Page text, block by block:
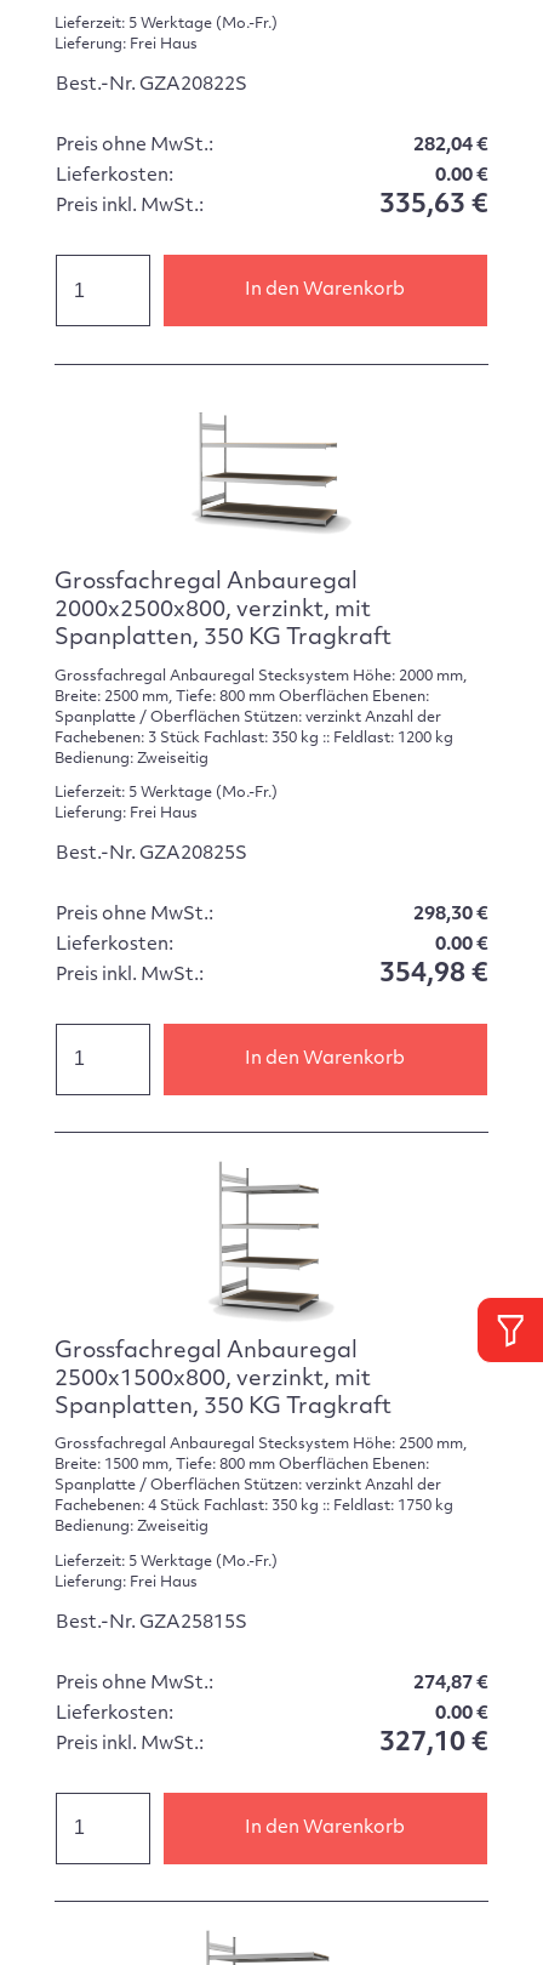
Lieferzeit: 5 Werktage (Mo.-Fr.)
Lieferung: Frei Haus
Best.-Nr. GZA20822S
Preis ohne MwSt.:
282,04 €
Lieferkosten:
0.00 €
Preis inkl. MwSt.:
335,63 €
In den Warenkorb
Grossfachregal Anbauregal
2000x2500x800, verzinkt, mit
Spanplatten, 350 KG Tragkraft
Grossfachregal Anbauregal Stecksystem Höhe: 2000 mm,
Breite: 2500 mm, Tiefe: 800 mm Oberflächen Ebenen:
Spanplatte / Oberflächen Stützen: verzinkt Anzahl der
Fachebenen: 3 Stück Fachlast: 350 kg :: Feldlast: 1200 kg
Bedienung: Zweiseitig
Lieferzeit: 5 Werktage (Mo.-Fr.)
Lieferung: Frei Haus
Best.-Nr. GZA20825S
Preis ohne MwSt.:
298,30 €
Lieferkosten:
0.00 €
Preis inkl. MwSt.:
354,98 €
In den Warenkorb
Grossfachregal Anbauregal
2500x1500x800, verzinkt, mit
Spanplatten, 350 KG Tragkraft
Grossfachregal Anbauregal Stecksystem Höhe: 2500 mm,
Breite: 1500 mm, Tiefe: 800 mm Oberflächen Ebenen:
Spanplatte / Oberflächen Stützen: verzinkt Anzahl der
Fachebenen: 4 Stück Fachlast: 350 kg :: Feldlast: 1750 kg
Bedienung: Zweiseitig
Lieferzeit: 5 Werktage (Mo.-Fr.)
Lieferung: Frei Haus
Best.-Nr. GZA25815S
Preis ohne MwSt.:
274,87 €
Lieferkosten:
0.00 €
Preis inkl. MwSt.:
327,10 €
In den Warenkorb